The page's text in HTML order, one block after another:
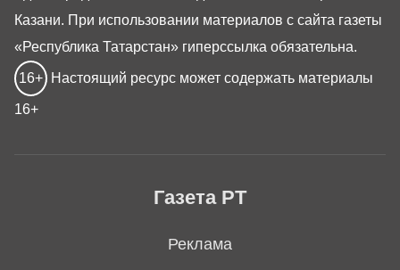
Газета РТ
Реклама
Казани. При использовании материалов с сайта газеты
«Республика Татарстан» гиперссылка обязательна.
16+ Настоящий ресурс может содержать материалы
16+